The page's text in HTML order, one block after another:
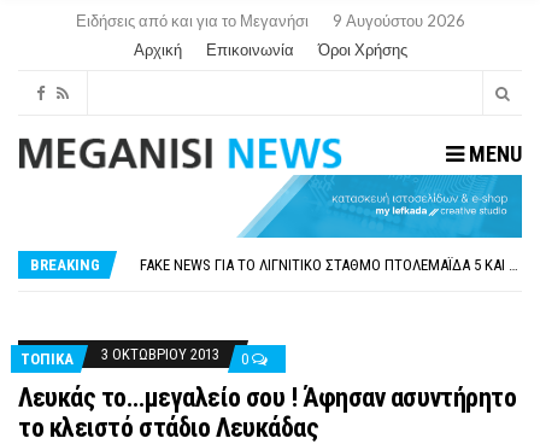
Ειδήσεις από και για το Μεγανήσι
9 Αυγούστου 2026
Αρχική
Επικοινωνία Όροι Χρήσης
MENU
BREAKING
ΠΑΡΑΙΤΉΘΗΚΕ Η ΑΝΤΙΔΉΜΑΡΧΟΣ ΠΟΛΙΤΙΣΜΟΎ ΜΕΓΑΝΗΣΊΟΥ Κ . ΕΥΑΓΓΕΛΊΑ ΜΕΛΆ. Η ΕΠΙΣΤΟΛΉ ΤΗΣ ΠΑΡΑΊΤΗΣΗΣ
FAKE NEWS ΓΙΑ ΤΟ ΛΙΓΝΙΤΙΚΌ ΣΤΑΘΜΌ ΠΤΟΛΕΜΑΪ́ΔΑ 5 ΚΑΙ ΤΗΝ ΕΝΕΡΓΕΙΑΚΉ ΑΣΦΆΛΕΙΑ ΤΗΣ ΧΏΡΑΣ
ΤΟΠΙΚΑ
3 ΟΚΤΩΒΡΊΟΥ 2013 0
Λευκάς το…μεγαλείο σου ! Άφησαν ασυντήρητο
το κλειστό στάδιο Λευκάδας